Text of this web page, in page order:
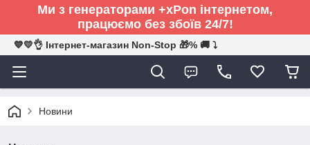
Ми з генераторами +xPon інтернетом,
працюємо без збоїв 24/7!
💙💛👌 Інтернет-магазин Non-Stop 🎁% 🚚 ⤵
Новини